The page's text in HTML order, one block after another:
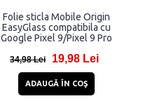
Folie sticla Mobile Origin
EasyGlass compatibila cu
Google Pixel 9/Pixel 9 Pro
34,98 Lei 19,98 Lei
ADAUGĂ ÎN COŞ